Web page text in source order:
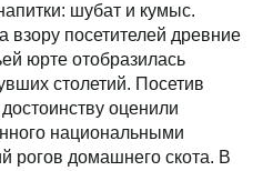
шубат и кумыс.
взору посетителей древние
юрте отобразилась
столетий. Посетив
оценили
национальными
рогов домашнего скота. В